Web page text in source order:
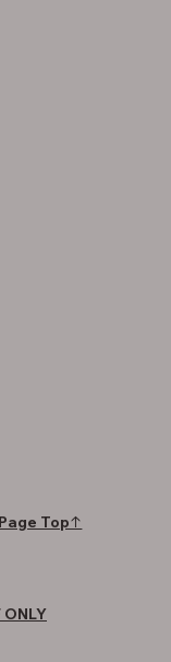
Top↑
ONLY